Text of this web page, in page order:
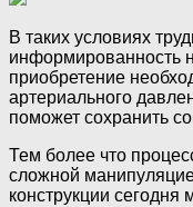
В таких условиях
информированность
приобретение
артериального
поможет сохранить
Тем более что
сложной
конструкции сегодня